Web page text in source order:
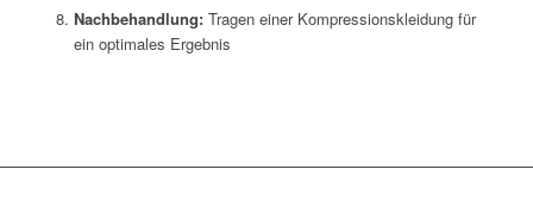
Nachbehandlung:Tragen einer Kompressionskleidung für
ein optimales Ergebnis